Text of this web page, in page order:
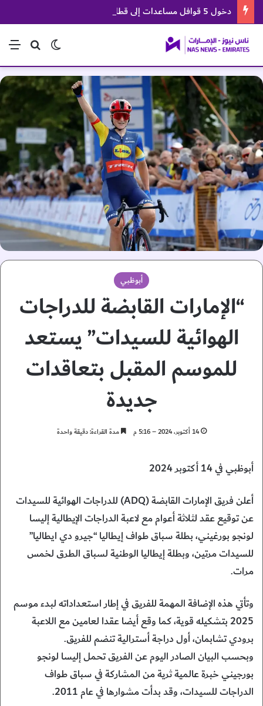
بحث عن
الوضع المظلم
أبوظبي
“الإمارات القابضة للدراجات
الهوائية للسيدات” يستعد
للموسم المقبل بتعاقدات
جديدة
14 أكتوبر، 2024 – 5:16 م مدة القراءة: دقيقة واحدة
أبوظبي في 14 أكتوبر 2024
أعلن فريق الإمارات القابضة (ADQ) للدراجات الهوائية للسيدات
عن توقيع عقد لثلاثة أعوام مع لاعبة الدراجات الإيطالية إليسا
لونجو بورغيني، بطلة سباق طواف إيطاليا “جيرو دي ايطاليا”
للسيدات مرتين، وبطلة إيطاليا الوطنية لسباق الطرق لخمس
مرات.
وتأتي هذه الإضافة المهمة للفريق في إطار استعداداته لبدء موسم
2025 بتشكيله قوية، كما وقع أيضا عقدا لعامين مع اللاعبة
برودي تشابمان، أول دراجة أسترالية تنضم للفريق.
وبحسب البيان الصادر اليوم عن الفريق تحمل إليسا لونجو
بورجيني خبرة عالمية ثرية من المشاركة في سباق طواف
الدراجات للسيدات، وقد بدأت مشوارها في عام 2011.